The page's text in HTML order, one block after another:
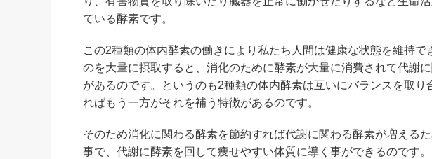
ている酵素です。
この2種類の体内酵素の働きにより私たち人間は健康な状態を維持
のを大量に摂取すると、消化のために酵素が大量に消費されて代謝
があるのです。というのも2種類の体内酵素は互いにバランスを取
ればもう一方がそれを補う特徴があるのです。
そのため消化に関わる酵素を節約すれば代謝に関わる酵素が増える
事で、代謝に酵素を回して痩せやすい体質に導く事ができるのです。